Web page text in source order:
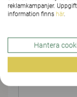
FÖRETAG/
reklamkampanjer.
information finns här.
Hantera